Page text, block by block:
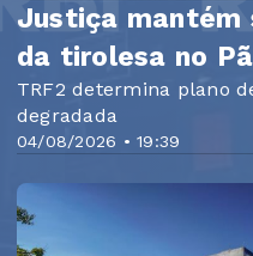
04/08/2026 • 19:39
Justiça mantém
da tirolesa no
TRF2 determina plano
degradada